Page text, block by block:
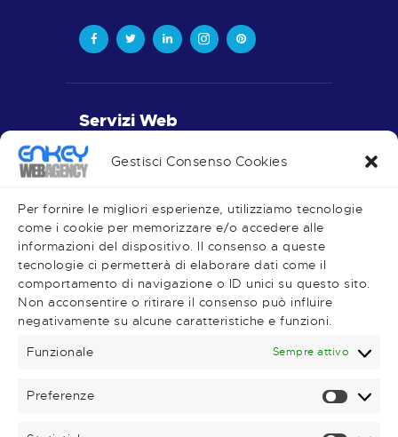
Gestisci Consenso Cookies
Per fornire le migliori esperienze, utilizziamo tecnologie
come i cookie per memorizzare e/o accedere alle
informazioni del dispositivo. Il consenso a queste
tecnologie ci permetterà di elaborare dati come il
comportamento di navigazione o ID unici su questo sito.
Non acconsentire o ritirare il consenso può influire
negativamente su alcune caratteristiche e funzioni.
Funzionale
Sempre attivo
Preferenze
Servizi Web
Realizzazione Siti Web
Social Media
Very Important Links
Shop
Magazine